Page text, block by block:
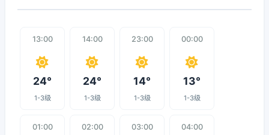
13:00
24°
1-3级
14:00
24°
1-3级
23:00
14°
1-3级
00:00
13°
1-3级
01:00 02:00 03:00 04:00